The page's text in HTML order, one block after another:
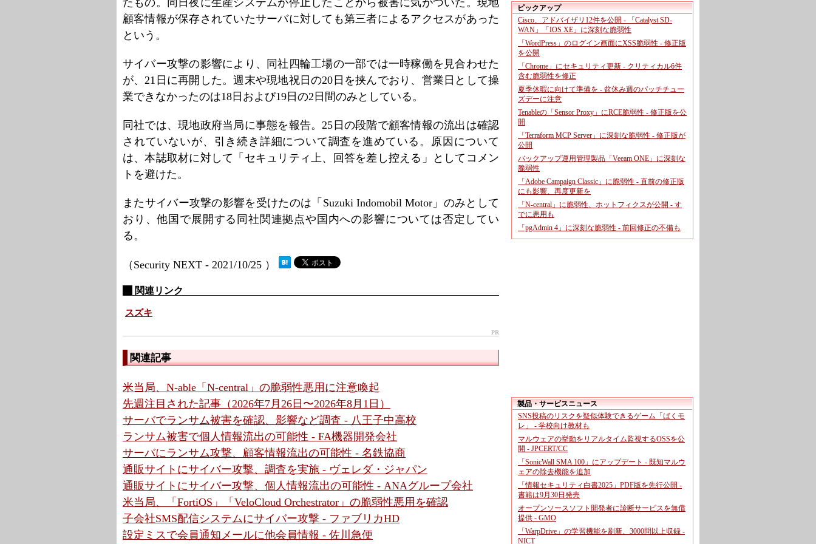
たもの。同日夜に生産システムが停止したことから被害に気がついた。現地
顧客情報が保存されていたサーバに対しても第三者によるアクセスがあった
という。
サイバー攻撃の影響により、同社四輪工場の一部では一時稼働を見合わせた
が、21日に再開した。週末や現地祝日の20日を挟んでおり、営業日として操
業できなかったのは18日および19日の2日間のみとしている。
同社では、現地政府当局に事態を報告。25日の段階で顧客情報の流出は確認
されていないが、引き続き詳細について調査を進めている。原因について
は、本誌取材に対して「セキュリティ上、回答を差し控える」としてコメン
トを避けた。
またサイバー攻撃の影響を受けたのは「Suzuki Indomobil Motor」のみとして
おり、他国で展開する同社関連拠点や国内への影響については否定してい
る。
（Security NEXT - 2021/10/25 ）
関連リンク
スズキ
PR
関連記事
米当局、N-able「N-central」の脆弱性悪用に注意喚起
先週注目された記事（2026年7月26日〜2026年8月1日）
サーバでランサム被害を確認、影響など調査 - 八王子中高校
ランサム被害で個人情報流出の可能性 - FA機器開発会社
サーバにランサム攻撃、顧客情報流出の可能性 - 名鉄協商
通販サイトにサイバー攻撃、調査を実施 - ヴェレダ・ジャパン
通販サイトにサイバー攻撃、個人情報流出の可能性 - ANAグループ会社
米当局、「FortiOS」「VeloCloud Orchestrator」の脆弱性悪用を確認
子会社SMS配信システムにサイバー攻撃 - ファブリカHD
設定ミスで会員通知メールに他会員情報 - 佐川急便
ピックアップ
Cisco、アドバイザリ12件を公開 - 「Catalyst SD-
WAN」「IOS XE」に深刻な脆弱性
「WordPress」のログイン画面にXSS脆弱性 - 修正版
を公開
「Chrome」にセキュリティ更新 - クリティカル6件
含む脆弱性を修正
夏季休暇に向けて準備を - 盆休み週のパッチチュー
ズデーに注意
Tenableの「Sensor Proxy」にRCE脆弱性 - 修正版を公
開
「Terraform MCP Server」に深刻な脆弱性 - 修正版が
公開
バックアップ運用管理製品「Veeam ONE」に深刻な
脆弱性
「Adobe Campaign Classic」に脆弱性 - 直前の修正版
にも影響、再度更新を
「N-central」に脆弱性、ホットフィクスが公開 - す
でに悪用も
「pgAdmin 4」に深刻な脆弱性 - 前回修正の不備も
製品・サービスニュース
SNS投稿のリスクを疑似体験できるゲーム「ばくモ
レ」 - 学校向け教材も
マルウェアの挙動をリアルタイム監視するOSSを公
開 - JPCERT/CC
「SonicWall SMA 100」にアップデート - 既知マルウ
ェアの除去機能を追加
「情報セキュリティ白書2025」PDF版を先行公開 -
書籍は9月30日発売
オープンソースソフト開発者に診断サービスを無償
提供 - GMO
「WarpDrive」の学習機能を刷新、3000問以上収録 -
NICT